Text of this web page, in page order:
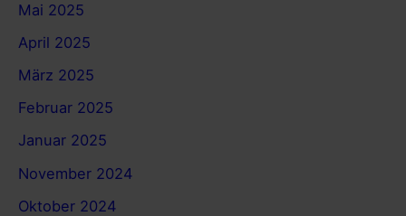
Mai 2025
April 2025
März 2025
Februar 2025
Januar 2025
November 2024
Oktober 2024